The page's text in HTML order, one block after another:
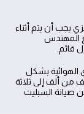
يجب أن يتم أثناء
المهندس
قائم.
الهوائية بشكل
ألف إلى ثلاثة
صيانة السبليت